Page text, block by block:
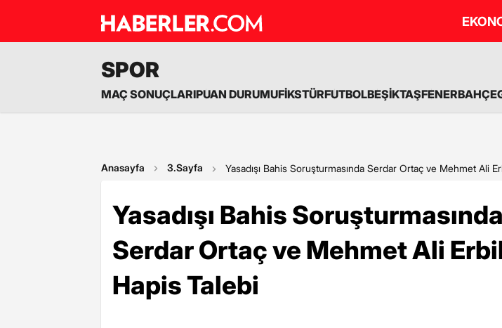
SPOR
MAÇ SONUÇLARIPUAN DURUMUFİKSTÜRFUTBOLBEŞİKTAŞFENERBAHÇE
Anasayfa 3.Sayfa Yasadışı Bahis Soruşturmasında Serdar Ortaç ve Mehmet Ali
Yasadışı Bahis Soruşturmasında
Serdar Ortaç ve Mehmet Ali
Hapis Talebi